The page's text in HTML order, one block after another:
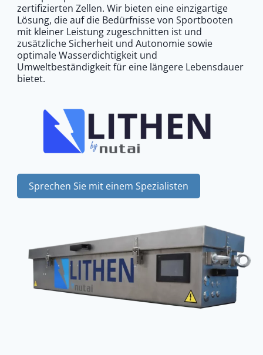
zertifizierten Zellen. Wir bieten eine einzigartige
Lösung, die auf die Bedürfnisse von Sportbooten
mit kleiner Leistung zugeschnitten ist und
zusätzliche Sicherheit und Autonomie sowie
optimale Wasserdichtigkeit und
Umweltbeständigkeit für eine längere Lebensdauer
bietet.
Sprechen Sie mit einem Spezialisten